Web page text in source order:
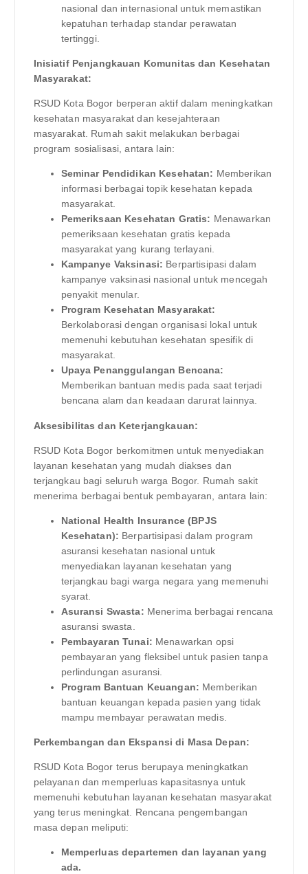
nasional dan internasional untuk memastikan
kepatuhan terhadap standar perawatan
tertinggi.
Inisiatif Penjangkauan Komunitas dan Kesehatan
Masyarakat:
RSUD Kota Bogor berperan aktif dalam meningkatkan
kesehatan masyarakat dan kesejahteraan
masyarakat. Rumah sakit melakukan berbagai
program sosialisasi, antara lain:
Seminar Pendidikan Kesehatan: Memberikan
informasi berbagai topik kesehatan kepada
masyarakat.
Pemeriksaan Kesehatan Gratis: Menawarkan
pemeriksaan kesehatan gratis kepada
masyarakat yang kurang terlayani.
Kampanye Vaksinasi: Berpartisipasi dalam
kampanye vaksinasi nasional untuk mencegah
penyakit menular.
Program Kesehatan Masyarakat:
Berkolaborasi dengan organisasi lokal untuk
memenuhi kebutuhan kesehatan spesifik di
masyarakat.
Upaya Penanggulangan Bencana:
Memberikan bantuan medis pada saat terjadi
bencana alam dan keadaan darurat lainnya.
Aksesibilitas dan Keterjangkauan:
RSUD Kota Bogor berkomitmen untuk menyediakan
layanan kesehatan yang mudah diakses dan
terjangkau bagi seluruh warga Bogor. Rumah sakit
menerima berbagai bentuk pembayaran, antara lain:
National Health Insurance (BPJS
Kesehatan): Berpartisipasi dalam program
asuransi kesehatan nasional untuk
menyediakan layanan kesehatan yang
terjangkau bagi warga negara yang memenuhi
syarat.
Asuransi Swasta: Menerima berbagai rencana
asuransi swasta.
Pembayaran Tunai: Menawarkan opsi
pembayaran yang fleksibel untuk pasien tanpa
perlindungan asuransi.
Program Bantuan Keuangan: Memberikan
bantuan keuangan kepada pasien yang tidak
mampu membayar perawatan medis.
Perkembangan dan Ekspansi di Masa Depan:
RSUD Kota Bogor terus berupaya meningkatkan
pelayanan dan memperluas kapasitasnya untuk
memenuhi kebutuhan layanan kesehatan masyarakat
yang terus meningkat. Rencana pengembangan
masa depan meliputi:
Memperluas departemen dan layanan yang
ada.